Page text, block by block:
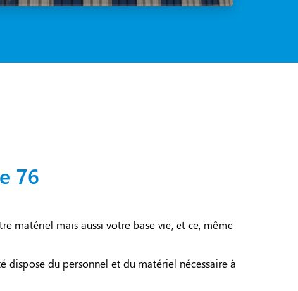
76
matériel mais aussi votre base vie, et ce, même
dispose du personnel et du matériel nécessaire à